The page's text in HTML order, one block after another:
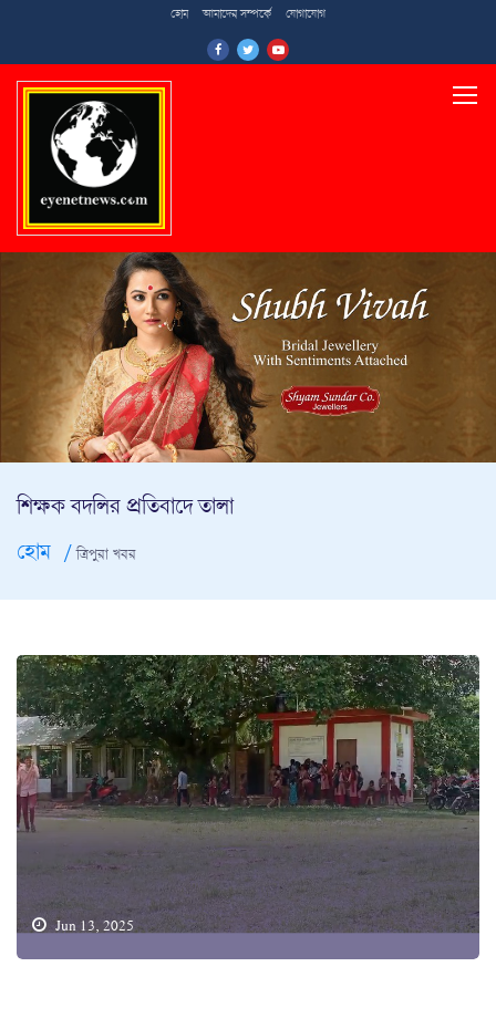
হোম আমাদের সম্পর্কে যোগাযোগ
শিক্ষক বদলির প্রতিবাদে তালা
হোম
ত্রিপুরা খবর
Jun 13, 2025